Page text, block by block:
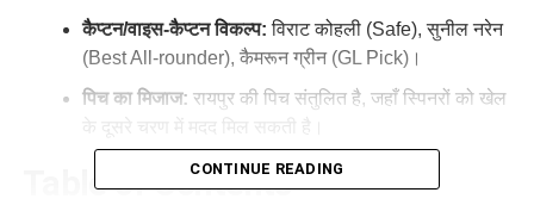
कैप्टन/वाइस-कैप्टन विकल्प: विराट कोहली (Safe), सुनील नरेन
(Best All-rounder), कैमरून ग्रीन (GL Pick)।
पिच का मिजाज: रायपुर की पिच संतुलित है, जहाँ स्पिनरों को खेल
Table of Contents
CONTINUE READING